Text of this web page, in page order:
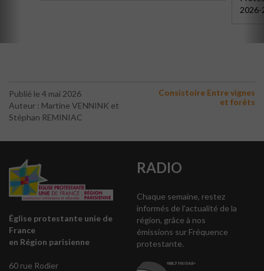
2026-
Publié le 4 mai 2026
Auteur : Martine VENNINK et
Stéphan REMINIAC
Consistoire Entre vignes
et forêts
Église protestante unie de
France
en Région parisienne
60 rue Rodier
RADIO
Chaque semaine, restez
informés de l’actualité de la
région, grâce à nos
émissions sur Fréquence
protestante.